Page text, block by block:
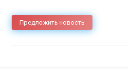
Предложить новость